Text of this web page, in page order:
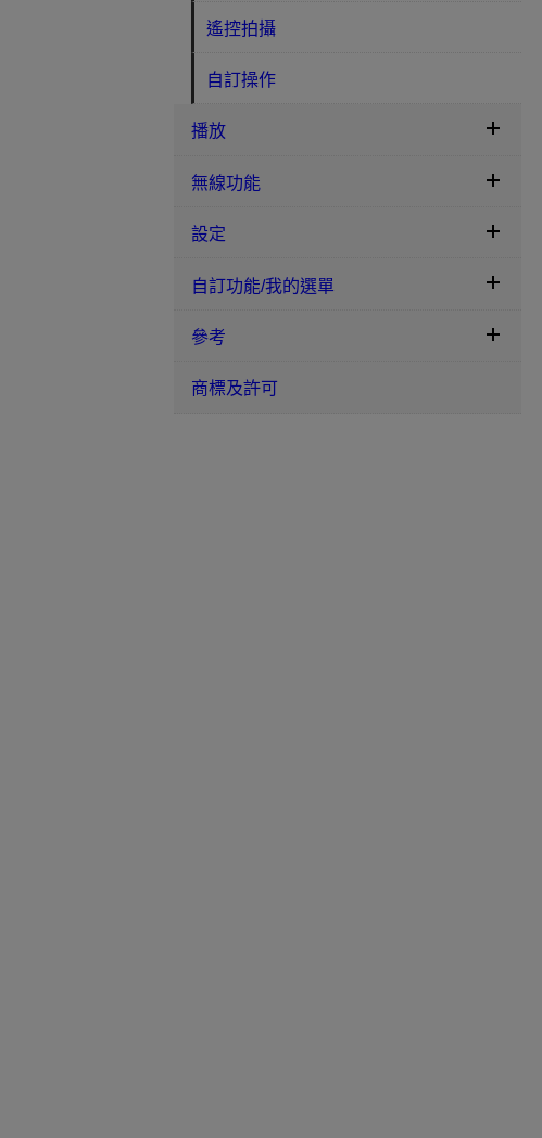
遙控拍攝
自訂操作
播放
無線功能
設定
自訂功能/我的選單
參考
商標及許可